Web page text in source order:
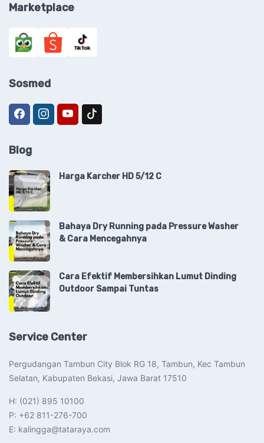
Marketplace
Sosmed
Blog
Harga Karcher HD 5/12 C
Bahaya Dry Running pada Pressure Washer
& Cara Mencegahnya
Cara Efektif Membersihkan Lumut Dinding
Outdoor Sampai Tuntas
Service Center
Pergudangan Tambun City Blok RG 18, Tambun, Kec Tambun
Selatan, Kabupaten Bekasi, Jawa Barat 17510​
H: (021) 895 10100
P: +62 811-276-700
E: kalingga@tataraya.com